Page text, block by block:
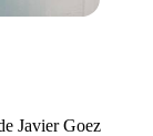
Javier Goez